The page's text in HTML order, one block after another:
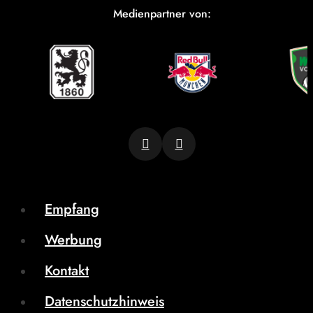
Medienpartner von:
Empfang
Werbung
Kontakt
Datenschutzhinweis